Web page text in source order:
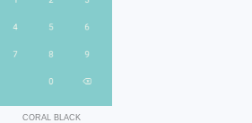
CORAL BLACK